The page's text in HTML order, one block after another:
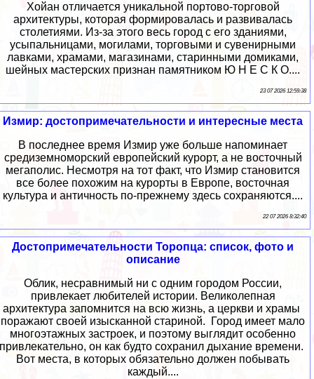
Хойан отличается уникальной портово-торговой
архитектуры, которая формировалась и развивалась
столетиями. Из-за этого весь город с его зданиями,
усыпальницами, могилами, торговыми и сувенирными
лавками, храмами, магазинами, старинными домиками,
шейных мастерских признан памятником Ю Н Е С К О....
23 07 2026 12:59:38
Измир: достопримечательности и интересные места
В последнее время Измир уже больше напоминает
средиземноморский европейский курорт, а не восточный
мегаполис. Несмотря на тот факт, что Измир становится
все более похожим на курорты в Европе, восточная
культура и античность по-прежнему здесь сохраняются....
22 07 2026 8:32:40
Достопримечательности Торопца: список, фото и
описание
Облик, несравнимый ни с одним городом России,
привлекает любителей истории. Великолепная
архитектура запомнится на всю жизнь, а церкви и храмы
поражают своей изысканной стариной. Город имеет мало
многоэтажных застроек, и поэтому выглядит особенно
привлекательно, он как будто сохранил дыхание времени.
Вот места, в которых обязательно должен побывать
каждый....